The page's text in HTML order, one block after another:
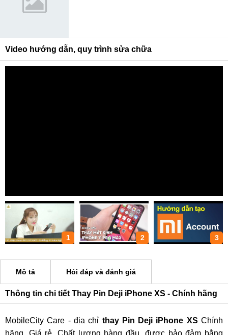
Video hướng dẫn, quy trình sửa chữa
1 2 3
Mô tả Hỏi đáp và đánh giá
Thông tin chi tiết Thay Pin Deji iPhone XS - Chính hãng
MobileCity Care - địa chỉ thay Pin Deji iPhone XS Chính
hãng, Giá rẻ, Chất lượng hàng đầu, được bảo đảm bằng